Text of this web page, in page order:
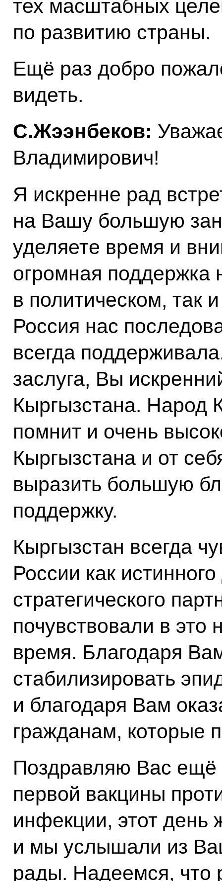
тех масштабных
по развитию страны.
Ещё раз добро
видеть.
С.Жээнбеков:
Владимирович!
Я искренне рад
на Вашу большую
уделяете время и
огромная поддержка
в политическом, так
Россия нас
всегда
заслуга, Вы
Кыргызстана. Народ
помнит и очень
Кыргызстана и от
выразить большую
поддержку.
Кыргызстан всегда
России как
стратегического
почувствовали в это
время. Благодаря
стабилизировать
и благодаря Вам
гражданам, которые
Поздравляю Вас ещё
первой вакцины
инфекции, этот день
и мы услышали из
рады. Надеемся, что